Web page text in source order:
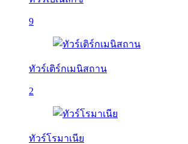
9
ทัวร์เติร์กเมนิสถาน
2
ทัวร์โรมาเนีย